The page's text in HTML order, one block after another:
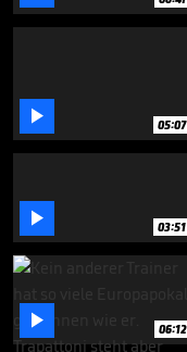
 05:07
 03:51
 06:12